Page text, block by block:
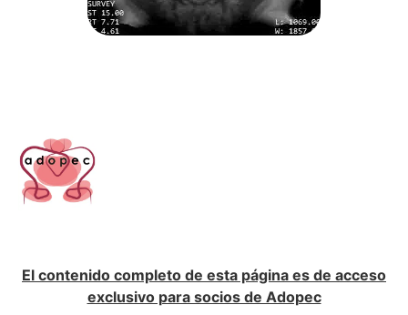
El contenido completo de esta página es de acceso
exclusivo para socios de Adopec